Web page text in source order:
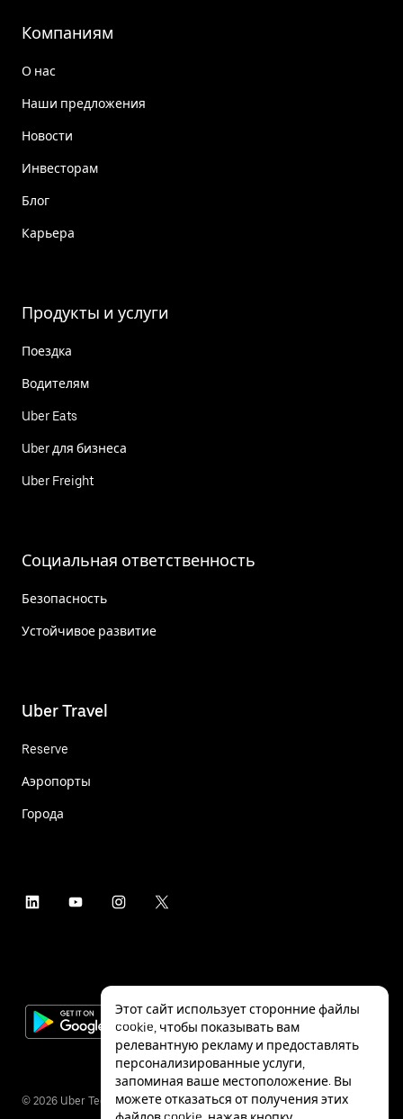
Компаниям
О нас
Наши предложения
Новости
Инвесторам
Блог
Карьера
Продукты и услуги
Поездка
Водителям
Uber Eats
Uber для бизнеса
Uber Freight
Социальная ответственность
Безопасность
Устойчивое развитие
Uber Travel
Reserve
Аэропорты
Города
© 2026 Uber Technologies Inc.
Этот сайт использует сторонние файлы
cookie, чтобы показывать вам
релевантную рекламу и предоставлять
персонализированные услуги,
запоминая ваше местоположение. Вы
можете отказаться от получения этих